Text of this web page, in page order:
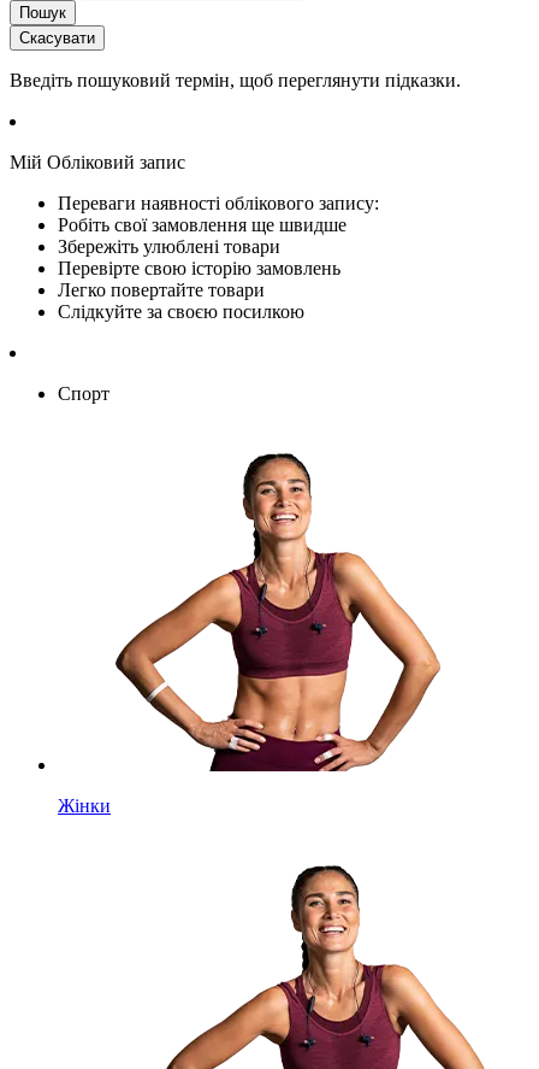
Пошук
Скасувати
Введіть пошуковий термін, щоб переглянути підказки.
Мій Обліковий запис
Переваги наявності облікового запису:
Робіть свої замовлення ще швидше
Збережіть улюблені товари
Перевірте свою історію замовлень
Легко повертайте товари
Слідкуйте за своєю посилкою
Спорт
Жінки